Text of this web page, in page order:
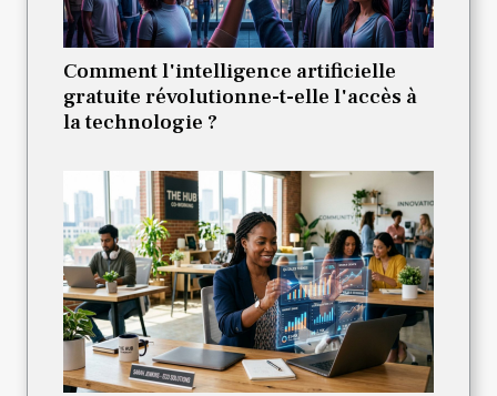
Comment l'intelligence artificielle
gratuite révolutionne-t-elle l'accès à
la technologie ?